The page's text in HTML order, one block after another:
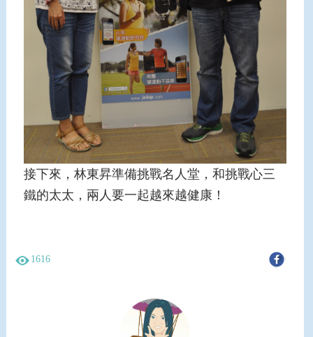
接下來，林東昇準備挑戰名人堂，和挑戰心三
鐵的太太，兩人要一起越來越健康！
1616